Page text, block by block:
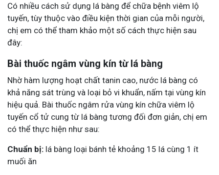
Có nhiều cách sử dụng lá bàng để chữa bệnh viêm lộ
tuyến, tùy thuộc vào điều kiện thời gian của mỗi người,
chị em có thể tham khảo một số cách thực hiện sau
đây:
Bài thuốc ngâm vùng kín từ lá bàng
Nhờ hàm lượng hoạt chất tanin cao, nước lá bàng có
khả năng sát trùng và loại bỏ vi khuẩn, nấm tại vùng kín
hiệu quả. Bài thuốc ngâm rửa vùng kín chữa viêm lộ
tuyến cổ tử cung từ lá bàng tương đối đơn giản, chị em
có thể thực hiện như sau:
Chuẩn bị: lá bàng loại bánh tẻ khoảng 15 lá cùng 1 ít
muối ăn